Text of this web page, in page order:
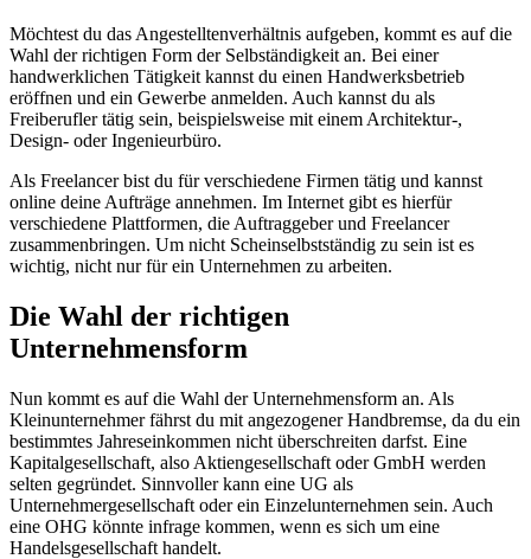
Möchtest du das Angestelltenverhältnis aufgeben, kommt es auf die
Wahl der richtigen Form der Selbständigkeit an. Bei einer
handwerklichen Tätigkeit kannst du einen Handwerksbetrieb
eröffnen und ein Gewerbe anmelden. Auch kannst du als
Freiberufler tätig sein, beispielsweise mit einem Architektur-,
Design- oder Ingenieurbüro.
Als Freelancer bist du für verschiedene Firmen tätig und kannst
online deine Aufträge annehmen. Im Internet gibt es hierfür
verschiedene Plattformen, die Auftraggeber und Freelancer
zusammenbringen. Um nicht Scheinselbstständig zu sein ist es
wichtig, nicht nur für ein Unternehmen zu arbeiten.
Die Wahl der richtigen
Unternehmensform
Nun kommt es auf die Wahl der Unternehmensform an. Als
Kleinunternehmer fährst du mit angezogener Handbremse, da du ein
bestimmtes Jahreseinkommen nicht überschreiten darfst. Eine
Kapitalgesellschaft, also Aktiengesellschaft oder GmbH werden
selten gegründet. Sinnvoller kann eine UG als
Unternehmergesellschaft oder ein Einzelunternehmen sein. Auch
eine OHG könnte infrage kommen, wenn es sich um eine
Handelsgesellschaft handelt.